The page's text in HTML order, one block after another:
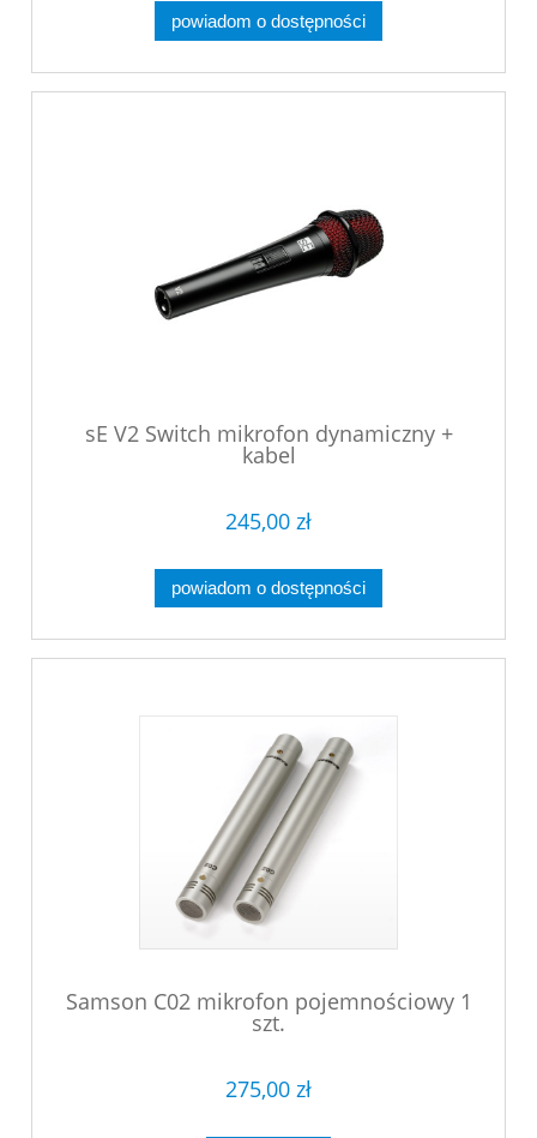
powiadom o dostępności
sE V2 Switch mikrofon dynamiczny +
kabel
245,00 zł
powiadom o dostępności
Samson C02 mikrofon pojemnościowy 1
szt.
275,00 zł